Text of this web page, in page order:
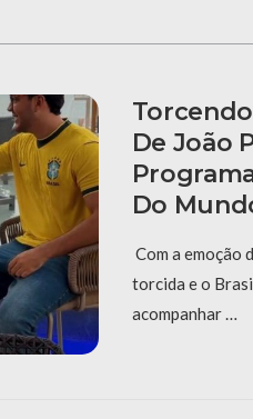
De João
Do
Com a emoção
torcida e o
acompanhar …